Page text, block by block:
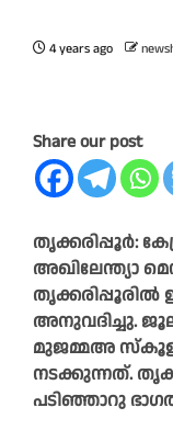
4 years ago
Share our post
തൃക്കരിപ്പൂർ:
അഖിലേന്ത്യാ
തൃക്കരിപ്പൂരിൽ
അനുവദിച്ചു.
മുജമ്മഅ
നടക്കുന്നത്.
പടിഞ്ഞാറു